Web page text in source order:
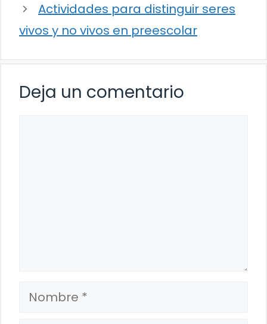
Actividades para distinguir seres
vivos y no vivos en preescolar
Deja un comentario
Nombre